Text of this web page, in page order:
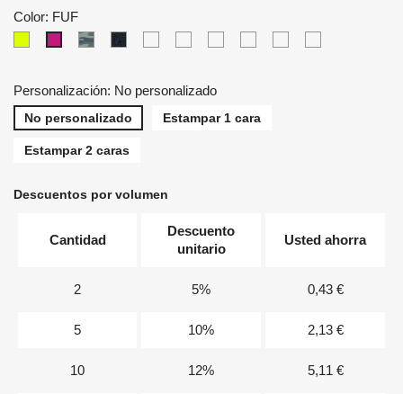
Color: FUF
FUF CM
Personalización: No personalizado
No personalizado Estampar 1 cara
Estampar 2 caras
Descuentos por volumen
Cantidad
Descuento
unitario
Usted ahorra
2 5% 0,43 €
5 10% 2,13 €
10 12% 5,11 €